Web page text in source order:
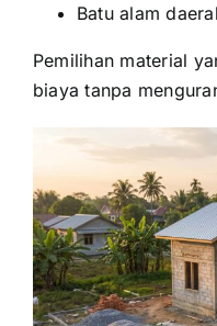
Batu alam
Pemilihan material
biaya tanpa